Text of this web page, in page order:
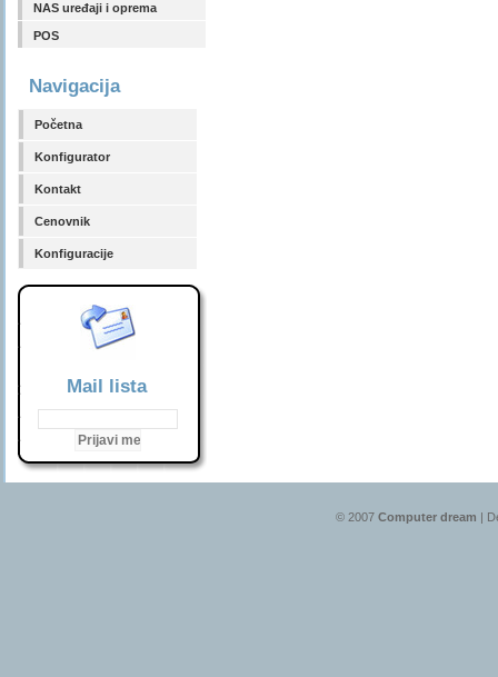
NAS uređaji i oprema
POS
Navigacija
Početna
Konfigurator
Kontakt
Cenovnik
Konfiguracije
Mail lista
© 2007 Computer dream |